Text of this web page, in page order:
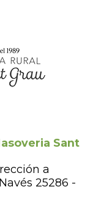
Sant
a
25286 -